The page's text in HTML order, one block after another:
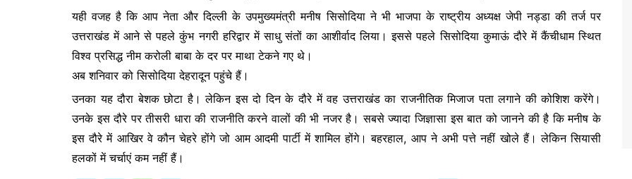
यही वजह है कि आप नेता और दिल्ली के उपमुख्यमंत्री मनीष सिसोदिया ने भी भाजपा के राष्ट्रीय अध्यक्ष जेपी नड्डा की तर्ज पर
उत्तराखंड में आने से पहले कुंभ नगरी हरिद्वार में साधु संतों का आशीर्वाद लिया। इससे पहले सिसोदिया कुमाऊं दौरे में कैंचीधाम स्थित
विश्व प्रसिद्ध नीम करोली बाबा के दर पर माथा टेकने गए थे।
अब शनिवार को सिसोदिया देहरादून पहुंचे हैं।
उनका यह दौरा बेशक छोटा है। लेकिन इस दो दिन के दौरे में वह उत्तराखंड का राजनीतिक मिजाज पता लगाने की कोशिश करेंगे।
उनके इस दौरे पर तीसरी धारा की राजनीति करने वालों की भी नजर है। सबसे ज्यादा जिज्ञासा इस बात को जानने की है कि मनीष के
इस दौरे में आखिर वे कौन चेहरे होंगे जो आम आदमी पार्टी में शामिल होंगे। बहरहाल, आप ने अभी पत्ते नहीं खोले हैं। लेकिन सियासी
हलकों में चर्चाएं कम नहीं हैं।